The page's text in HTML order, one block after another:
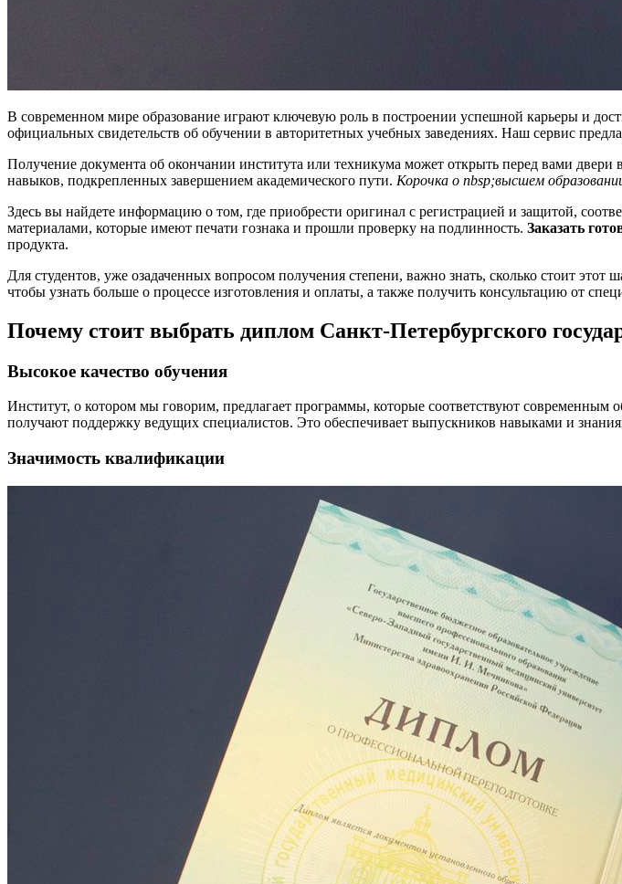
В современном мире образование играют ключевую роль в построении успешной карьеры и
официальных свидетельств об обучении в авторитетных учебных заведениях. Наш сервис
Получение документа об окончании института или техникума может открыть перед вами
навыков, подкрепленных завершением академического пути. Корочка о nbsp;высшем
Здесь вы найдете информацию о том, где приобрести оригинал с регистрацией и защитой,
материалами, которые имеют печати гознака и прошли проверку на подлинность. Заказать
продукта.
Для студентов, уже озадаченных вопросом получения степени, важно знать, сколько стоит
чтобы узнать больше о процессе изготовления и оплаты, а также получить консультацию от
Почему стоит выбрать диплом Санкт-Петербургского
Высокое качество обучения
Институт, о котором мы говорим, предлагает программы, которые соответствуют
получают поддержку ведущих специалистов. Это обеспечивает выпускников навыками и
Значимость квалификации